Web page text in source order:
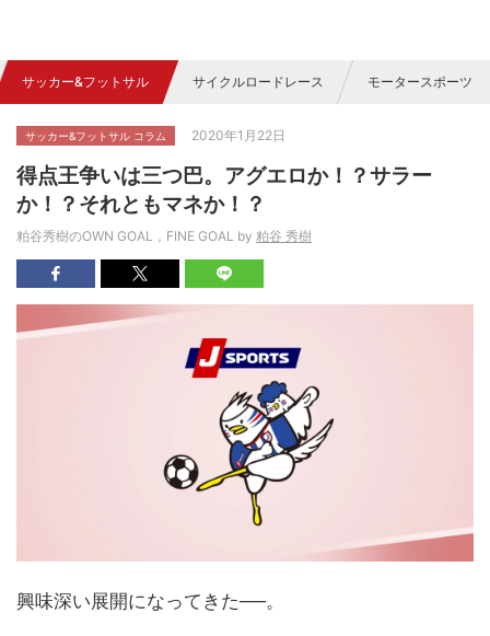
サッカー&フットサル サイクルロードレース モータースポーツ
サッカー&フットサル コラム 2020年1月22日
得点王争いは三つ巴。アグエロか！？サラー
か！？それともマネか！？
粕谷秀樹のOWN GOAL，FINE GOAL by 粕谷 秀樹
興味深い展開になってきた──。